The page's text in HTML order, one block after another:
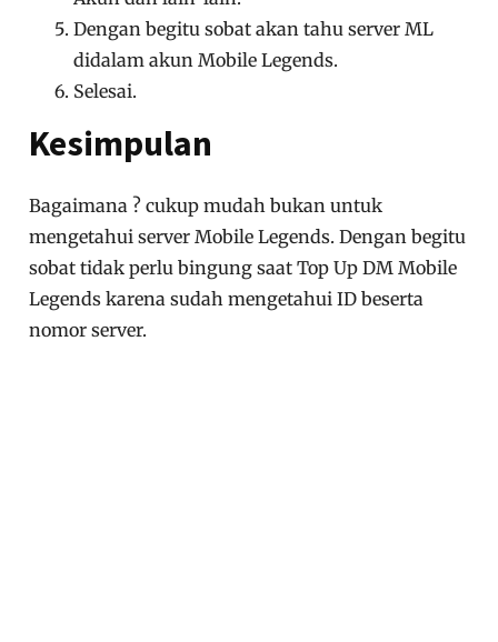
Dengan begitu sobat akan tahu server ML
didalam akun Mobile Legends.
Selesai.
Kesimpulan
Bagaimana ? cukup mudah bukan untuk
mengetahui server Mobile Legends. Dengan begitu
sobat tidak perlu bingung saat Top Up DM Mobile
Legends karena sudah mengetahui ID beserta
nomor server.